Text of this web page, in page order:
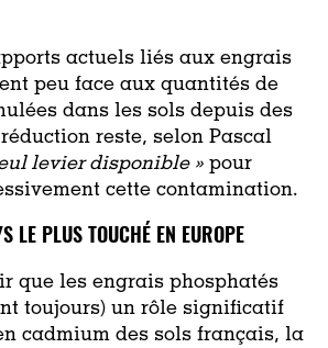
actuels liés aux engrais
peu face aux quantités de
dans les sols depuis des
reste, selon Pascal
levier disponible » pour
cette contamination.
LE PLUS TOUCHÉ EN EUROPE
que les engrais phosphatés
toujours) un rôle significatif
cadmium des sols français, la